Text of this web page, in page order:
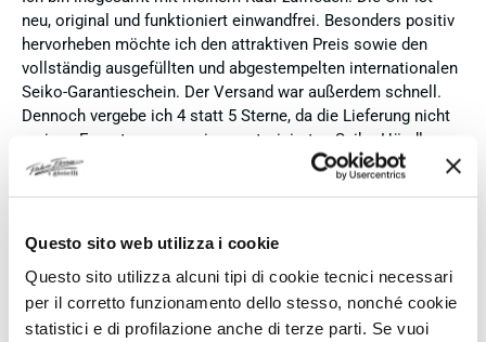
Questo sito web utilizza i cookie
Questo sito utilizza alcuni tipi di cookie tecnici necessari
per il corretto funzionamento dello stesso, nonché cookie
statistici e di profilazione anche di terze parti. Se vuoi
neu, original und funktioniert einwandfrei. Besonders positiv
hervorheben möchte ich den attraktiven Preis sowie den
vollständig ausgefüllten und abgestempelten internationalen
Seiko-Garantieschein. Der Versand war außerdem schnell.
Dennoch vergebe ich 4 statt 5 Sterne, da die Lieferung nicht
meinen Erwartungen an einen autorisierten Seiko-Händler
entsprach. Die Uhr kam ohne die üblichen Schutzfolien am
Armband, die Originalverpackung entsprach nicht der
Präsentationen und Videos kenne (andere Box und anderes
Uhrenkissen), und auch die Seiko-Hangtags mit
Modellinformationen fehlten. Die Uhr selbst ist in neuem
Zustand und weist keine Gebrauchsspuren auf. Dennoch
hätte ich bei einer hochwertigen Uhr dieser Preisklasse